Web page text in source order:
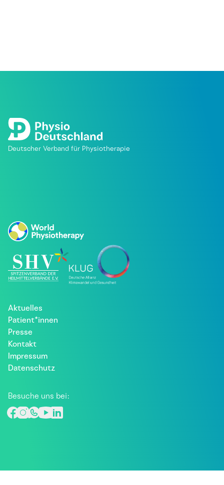
Deutscher Verband für Physiotherapie
Aktuelles
Patient*innen
Presse
Kontakt
Impressum
Datenschutz
Besuche uns bei: